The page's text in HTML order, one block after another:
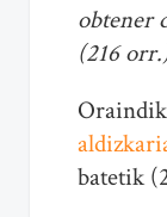
obtener
(216
batetik